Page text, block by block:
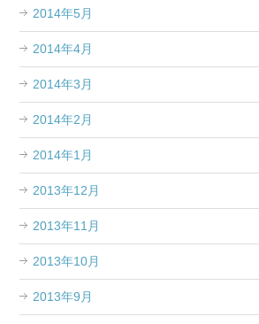
2014年5月
2014年4月
2014年3月
2014年2月
2014年1月
2013年12月
2013年11月
2013年10月
2013年9月